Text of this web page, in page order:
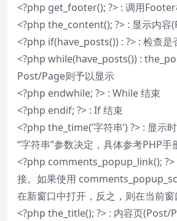
<?php get_footer(); ?> : 调用Footer
<?php the_content(); ?> : 显示内容
<?php if(have_posts()) : ?> : 检查
<?php while(have_posts()) :
Post/Page则予以显示
<?php endwhile; ?> : While 结束
<?php endif; ?> : If 结束
<?php the_time(’字符串’) ?> : 显示
“字符串”参数决定，具体参考PHP手
<?php comments_popup_link(); ?>
接。如果使用
在新窗口中打开，反之，则在当前
<?php the_title(); ?> : 内容页(Post/